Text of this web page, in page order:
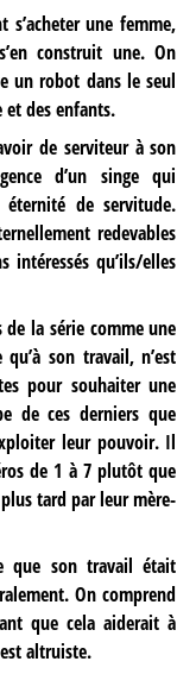
s’acheter une femme,
construit une. On
un robot dans le seul
et des enfants.
de serviteur à son
d’un singe qui
de servitude.
redevables
intéressés qu’ils/elles
de la série comme une
son travail, n’est
pour souhaiter une
de ces derniers que
leur pouvoir. Il
de 1 à 7 plutôt que
tard par leur mère-
que son travail était
On comprend
que cela aiderait à
altruiste.